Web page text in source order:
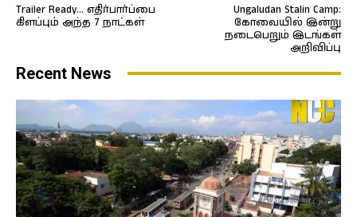
Trailer Ready… எதிர்பார்ப்பை
கிளப்பும் அந்த 7 நாட்கள்
Ungaludan Stalin Camp:
கோவையில் இன்று
நடைபெறும் இடங்கள்
அறிவிப்பு
Recent News